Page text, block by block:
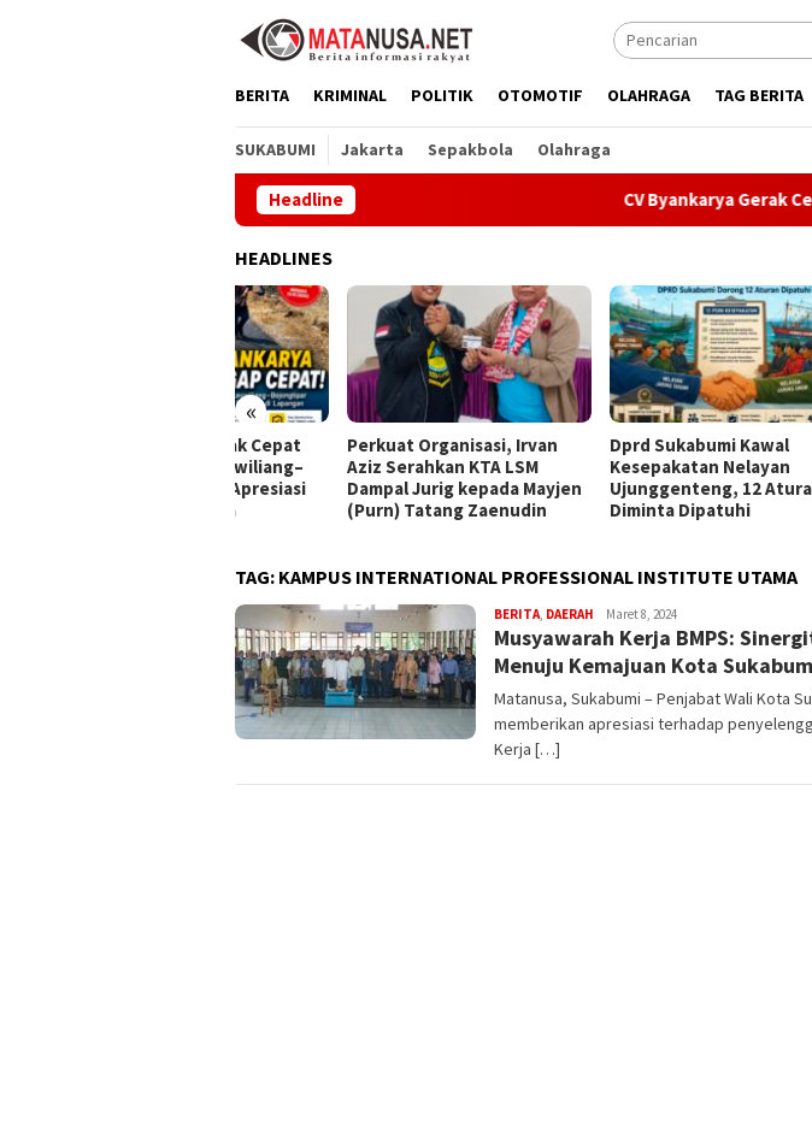
BERITA KRIMINAL POLITIK OTOMOTIF OLAHRAGA TAG BERITA
SUKABUMI Jakarta Sepakbola Olahraga
Headline CV Byankarya Gerak Cepat
HEADLINES
«
Perkuat Organisasi, Irvan
Aziz Serahkan KTA LSM
Dampal Jurig kepada Mayjen
(Purn) Tatang Zaenudin
Dprd Sukabumi Kawal
Kesepakatan Nelayan
Ujunggenteng, 12 Aturan
Diminta Dipatuhi
MBG
TAG: KAMPUS INTERNATIONAL PROFESSIONAL INSTITUTE UTAMA
BERITA, DAERAH
Iyan
Maret 8, 2024
Musyawarah Kerja BMPS:
Menuju Kemajuan Kota
Matanusa, Sukabumi – Penjabat Wali Kota
memberikan apresiasi terhadap
Kerja […]